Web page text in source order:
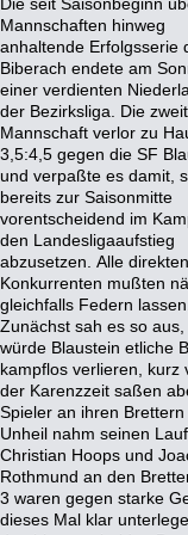
Mannschaften hinweg
anhaltende Erfolgsserie
Biberach endete am
einer verdienten
der Bezirksliga. Die
Mannschaft verlor zu
3,5:4,5 gegen die SF
und verpaßte es damit,
bereits zur Saisonmitte
vorentscheidend im
den Landesligaaufstieg
abzusetzen. Alle direkten
Konkurrenten mußten
gleichfalls Federn lassen.
Zunächst sah es so aus,
würde Blaustein etliche
kampflos verlieren, kurz
der Karenzzeit saßen
Spieler an ihren
Unheil nahm seinen Lauf.
Christian Hoops und
Rothmund an den
3 waren gegen starke
dieses Mal klar
vierten Brett friedlich. Keinen
guten Tag hatte Karl
erwischt, der nach
Blackout an Brett 6 auf
verlorenem Posten stand.
war der
bereits verloren und es
eine noch höhere
Spitzenspieler Daniel Müller hatte
mutig seine Dame für
Figuren geopfert und damit
zunächst überraschend gutes
Spiel bekommen. Als er
Fortsetzung etwas inkonsequent
war, sah er sich plötzlich
Mattdrohungen
stand auf Verlust.
sein Gegenüber
zwingend genug,
Schachbiber nochmals
"herausnagen" konnte
Ende eine
sogar noch gewann. Der
Endstand war damit